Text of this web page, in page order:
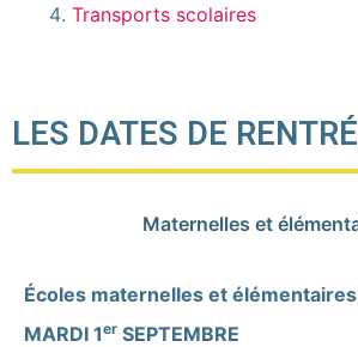
Transports scolaires
LES DATES DE
Maternelles et
Écoles maternelles et
MARDI 1er SEPTEMBRE